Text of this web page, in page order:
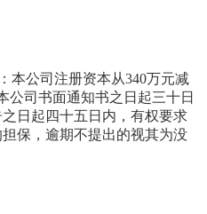
本公司注册资本从340万元减
公司书面通知书之日起三十日
日起四十五日内，有权要求
保，逾期不提出的视其为没